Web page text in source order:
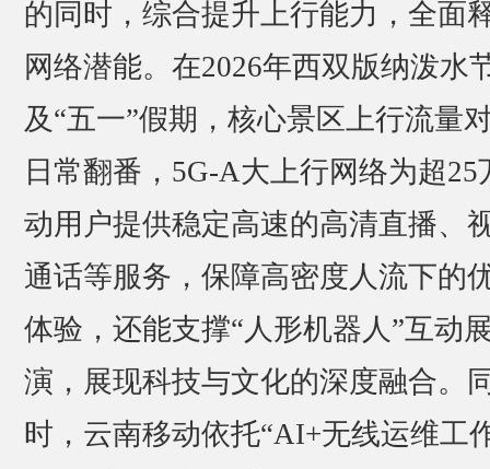
的同时，综合提升上行能力，全面
网络潜能。在2026年西双版纳泼水
及“五一”假期，核心景区上行流量
日常翻番，5G-A大上行网络为超25
动用户提供稳定高速的高清直播、
通话等服务，保障高密度人流下的
体验，还能支撑“人形机器人”互动
演，展现科技与文化的深度融合。
时，云南移动依托“AI+无线运维工